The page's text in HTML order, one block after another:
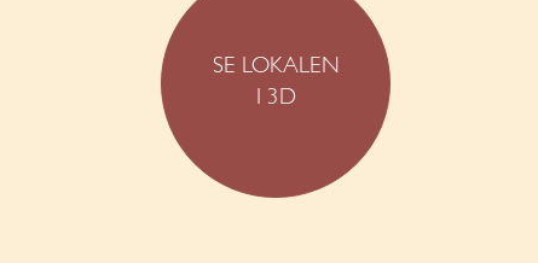
SE LOKALEN
I 3D